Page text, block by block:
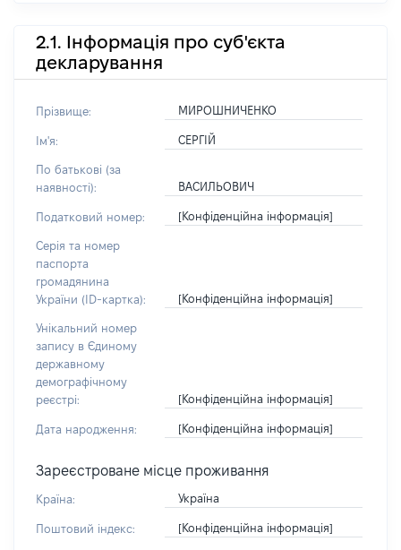
2.1. Інформація про суб'єкта
декларування
Прізвище: МИРОШНИЧЕНКО
Ім'я: СЕРГІЙ
По батькові (за
наявності):
ВАСИЛЬОВИЧ
Податковий номер: [Конфіденційна інформація]
Серія та номер
паспорта
громадянина
України (ID-картка):
[Конфіденційна інформація]
Унікальний номер
запису в Єдиному
державному
демографічному
реєстрі:
[Конфіденційна інформація]
Дата народження: [Конфіденційна інформація]
Зареєстроване місце проживання
Країна: Україна
Поштовий індекс: [Конфіденційна інформація]